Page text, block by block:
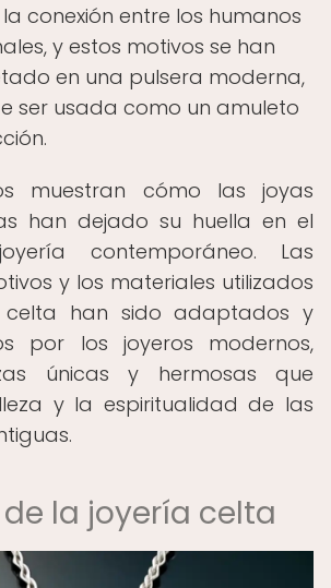
conexión entre los humanos
y estos motivos se han
en una pulsera moderna,
ser usada como un amuleto
muestran cómo las joyas
han dejado su huella en el
contemporáneo. Las
y los materiales utilizados
han sido adaptados y
por los joyeros modernos,
únicas y hermosas que
y la espiritualidad de las
la joyería celta